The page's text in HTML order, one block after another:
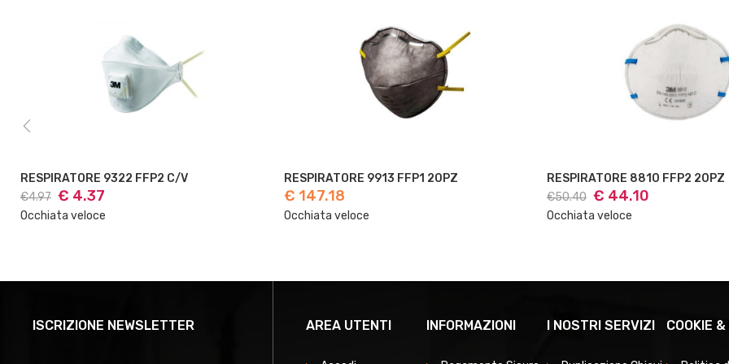
RESPIRATORE 9913 FFP1 20PZ
€ 147.18
Occhiata veloce
RESPIRATORE 8810 FFP2 20PZ
€50.40 € 44.10
Occhiata veloce
RESPIRATORE 8710 FFP1 20PZ
€30.36 € 27.24
Occhiata veloce
ISCRIZIONE NEWSLETTER AREA UTENTI INFORMAZIONI I NOSTRI SERVIZI COOKIE